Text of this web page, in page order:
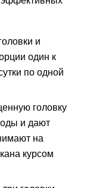
и
один к
по одной
головку
и дают
на
курсом